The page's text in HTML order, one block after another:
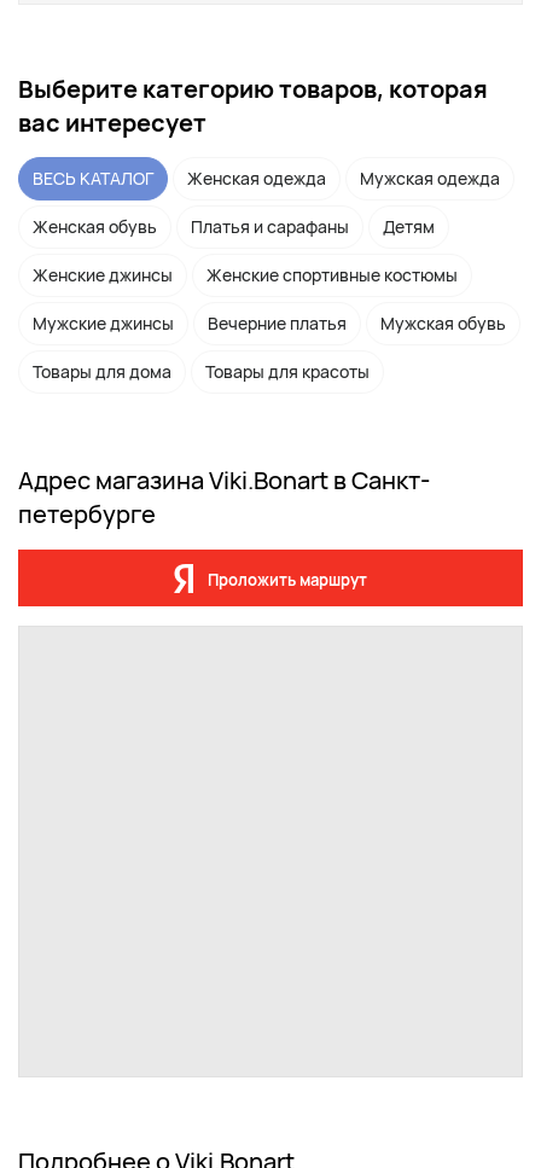
Выберите категорию товаров, которая
вас интересует
ВЕСЬ КАТАЛОГ Женская одежда Мужская одежда
Женская обувь Платья и сарафаны Детям
Женские джинсы Женские спортивные костюмы
Мужские джинсы Вечерние платья Мужская обувь
Товары для дома Товары для красоты
Адрес магазина Viki.Bonart в Санкт-
петербурге
Проложить маршрут